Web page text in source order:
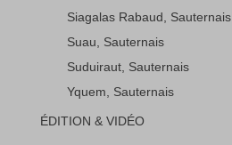
Siagalas Rabaud, Sauternais
Suau, Sauternais
Suduiraut, Sauternais
Yquem, Sauternais
ÉDITION & VIDÉO